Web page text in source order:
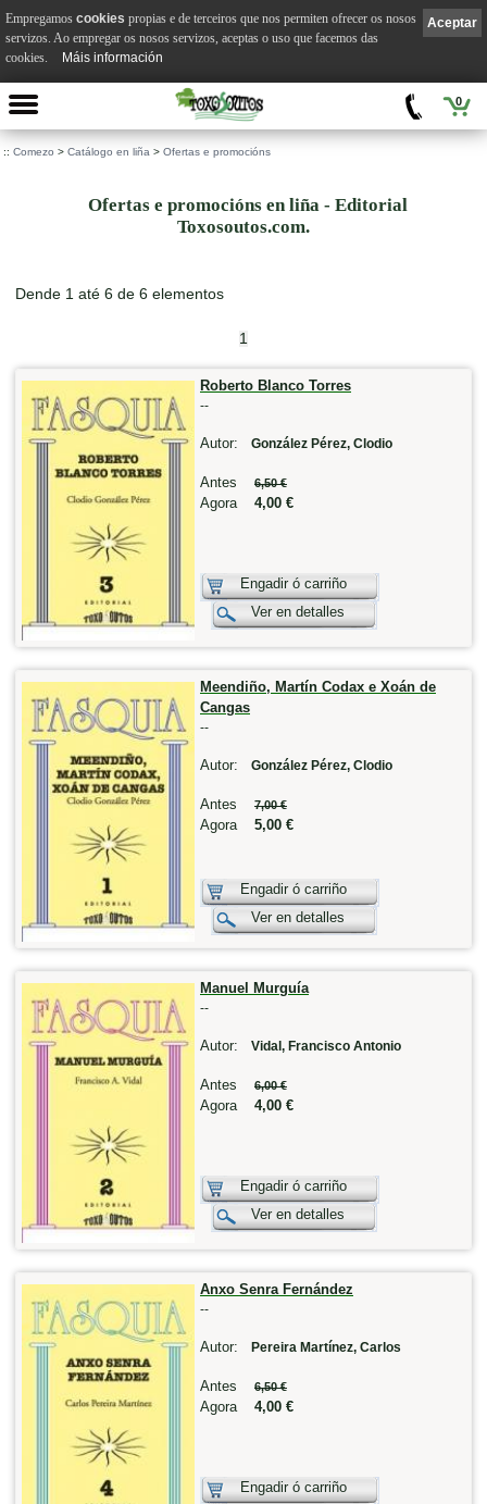
0
:: Comezo > Catálogo en liña > Ofertas e promocións
Ofertas e promocións en liña - Editorial
Toxosoutos.com.
Dende 1 até 6 de 6 elementos
1
Roberto Blanco Torres
--
Autor: González Pérez, Clodio
Antes 6,50 €
Agora 4,00 €
Engadir ó carriño
Ver en detalles
Meendiño, Martín Codax e Xoán de
Cangas
--
Autor: González Pérez, Clodio
Antes 7,00 €
Agora 5,00 €
Engadir ó carriño
Ver en detalles
Manuel Murguía
--
Autor: Vidal, Francisco Antonio
Antes 6,00 €
Agora 4,00 €
Engadir ó carriño
Ver en detalles
Anxo Senra Fernández
--
Autor: Pereira Martínez, Carlos
Antes 6,50 €
Agora 4,00 €
Engadir ó carriño
Aceptar
Empregamos cookies propias e de terceiros que nos permiten ofrecer os nosos
servizos. Ao empregar os nosos servizos, aceptas o uso que facemos das
cookies.
Máis información